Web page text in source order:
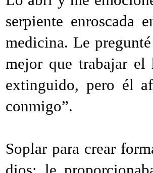
serpiente
medicina. Le
mejor que trabajar
extinguido, pero él
conmigo”.
Soplar para crear